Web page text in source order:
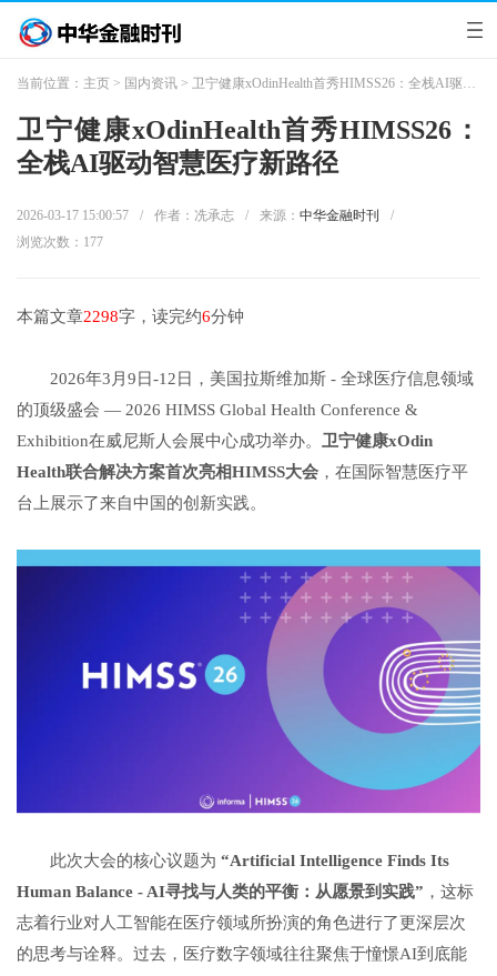
当前位置： 主页 > 国内资讯 > 卫宁健康xOdinHealth首秀HIMSS26：全栈AI驱动智慧医疗新路径
卫宁健康xOdinHealth首秀HIMSS26：
全栈AI驱动智慧医疗新路径
2026-03-17 15:00:57 / 作者：冼承志 / 来源： 中华金融时刊
/
浏览次数： 177
本篇文章2298字，读完约6分钟
2026年3月9日-12日，美国拉斯维加斯 - 全球医疗信息领域
的顶级盛会 — 2026 HIMSS Global Health Conference &
Exhibition在威尼斯人会展中心成功举办。 卫宁健康xOdin
Health联合解决方案首次亮相HIMSS大会 ，在国际智慧医疗平
台上展示了来自中国的创新实践。
此次大会的核心议题为 “Artificial Intelligence Finds Its
Human Balance - AI寻找与人类的平衡：从愿景到实践” ，这标
志着行业对人工智能在医疗领域所扮演的角色进行了更深层次
的思考与诠释。过去，医疗数字领域往往聚焦于憧憬AI到底能